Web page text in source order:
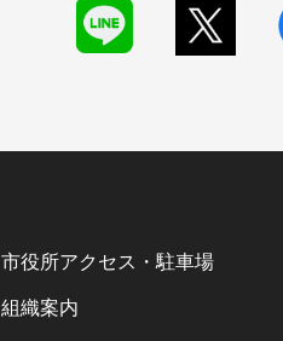
市役所アクセス・駐車場
組織案内